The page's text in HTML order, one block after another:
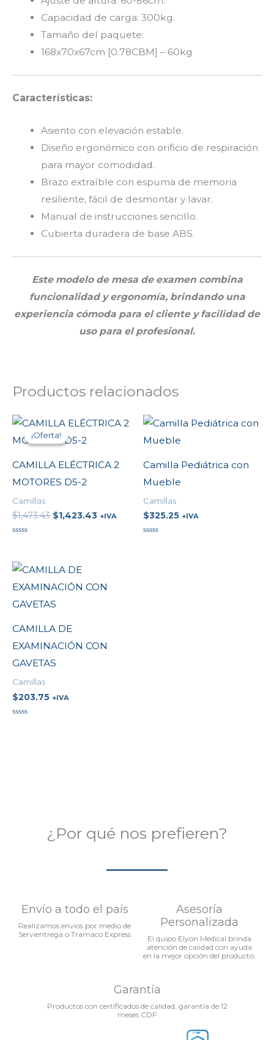
Capacidad de carga: 300kg.
Tamaño del paquete:
168x70x67cm [0.78CBM] – 60kg
Características:
Asiento con elevación estable.
Diseño ergonómico con orificio de respiración
para mayor comodidad.
Brazo extraíble con espuma de memoria
resiliente, fácil de desmontar y lavar.
Manual de instrucciones sencillo.
Cubierta duradera de base ABS.
Este modelo de mesa de examen combina
funcionalidad y ergonomía, brindando una
experiencia cómoda para el cliente y facilidad de
uso para el profesional.
Productos relacionados
¡Oferta!
¡Oferta!
CAMILLA ELÉCTRICA 2
MOTORES D5-2
Camillas
$1,473.43
Original
price
was:
$1,423.43
Current
+IVA
de
5
Camilla Pediátrica con
Mueble
Camillas
$325.25 +IVA
CAMILLA DE
EXAMINACIÓN CON
GAVETAS
Camillas
$203.75 +IVA
¿Por qué nos prefieren?
Envío a todo el país
Realizamos envíos por medio de
Servientrega o Tramaco Express
Asesoría
Personalizada
El quipo Elyon Medical brinda
atención de calidad con ayuda
en la mejor opción del producto.
Garantía
Productos con certificados de calidad, garantía de 12
meses CDF